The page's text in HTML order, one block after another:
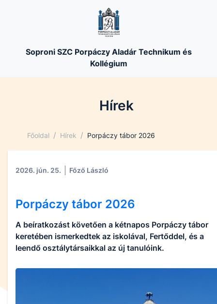
Soproni SZC Porpáczy Aladár Technikum és
Kollégium
Hírek
Főoldal / Hírek / Porpáczy tábor 2026
2026. jún. 25. Főző László
Porpáczy tábor 2026
A beíratkozást követően a kétnapos Porpáczy tábor
keretében ismerkedtek az iskolával, Fertőddel, és a
leendő osztálytársaikkal az új tanulóink.